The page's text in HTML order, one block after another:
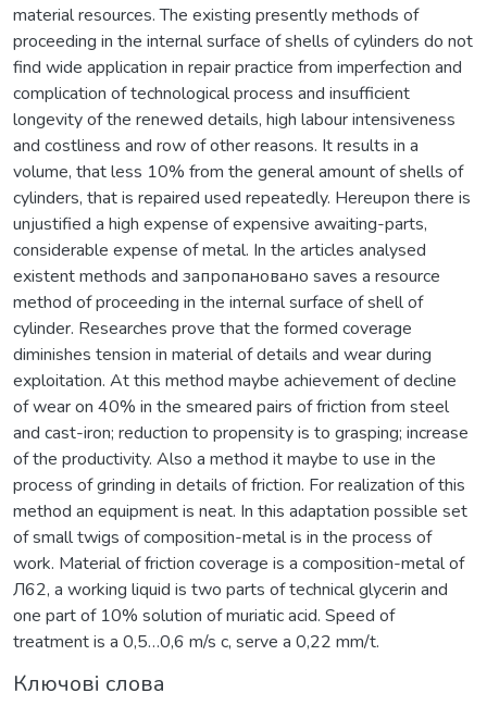
material resources. The existing presently methods of
proceeding in the internal surface of shells of cylinders do not
find wide application in repair practice from imperfection and
complication of technological process and insufficient
longevity of the renewed details, high labour intensiveness
and costliness and row of other reasons. It results in a
volume, that less 10% from the general amount of shells of
cylinders, that is repaired used repeatedly. Hereupon there is
unjustified a high expense of expensive awaiting-parts,
considerable expense of metal. In the articles analysed
existent methods and запропановано saves a resource
method of proceeding in the internal surface of shell of
cylinder. Researches prove that the formed coverage
diminishes tension in material of details and wear during
exploitation. At this method maybe achievement of decline
of wear on 40% in the smeared pairs of friction from steel
and cast-iron; reduction to propensity is to grasping; increase
of the productivity. Also a method it maybe to use in the
process of grinding in details of friction. For realization of this
method an equipment is neat. In this adaptation possible set
of small twigs of composition-metal is in the process of
work. Material of friction coverage is a composition-metal of
Л62, a working liquid is two parts of technical glycerin and
one part of 10% solution of muriatic acid. Speed of
treatment is a 0,5…0,6 m/s с, serve a 0,22 mm/t.
Ключові слова